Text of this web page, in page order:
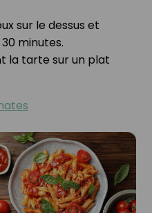
sur le dessus et
minutes.⁣
la tarte sur un plat